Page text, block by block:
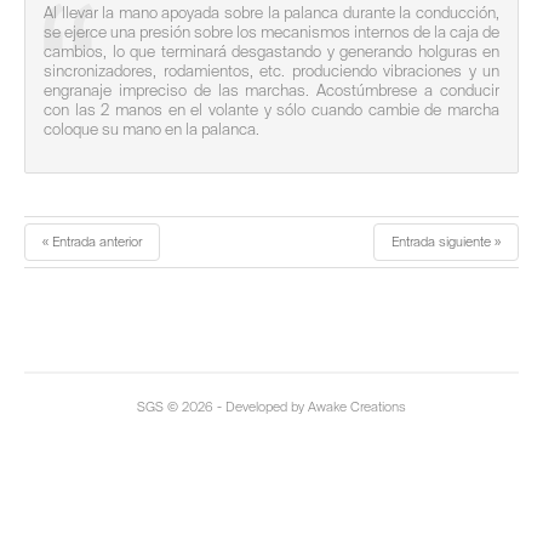
Al llevar la mano apoyada sobre la palanca durante la conducción,
se ejerce una presión sobre los mecanismos internos de la caja de
cambios, lo que terminará desgastando y generando holguras en
sincronizadores, rodamientos, etc. produciendo vibraciones y un
engranaje impreciso de las marchas. Acostúmbrese a conducir
con las 2 manos en el volante y sólo cuando cambie de marcha
coloque su mano en la palanca.
« Entrada anterior Entrada siguiente »
SGS © 2026 - Developed by Awake Creations